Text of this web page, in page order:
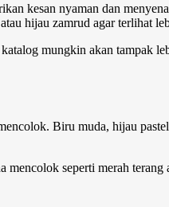
kesan nyaman dan
hijau zamrud agar terlihat
mungkin akan tampak
Biru muda, hijau
seperti merah